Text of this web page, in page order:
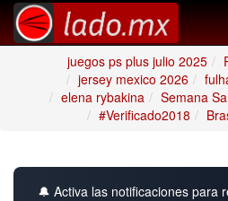
juegos ps plus julio 2025
jersey mexico 2026
elena rybakina
Semana
#Verificado2018
🔔 Activa las notificaciones para